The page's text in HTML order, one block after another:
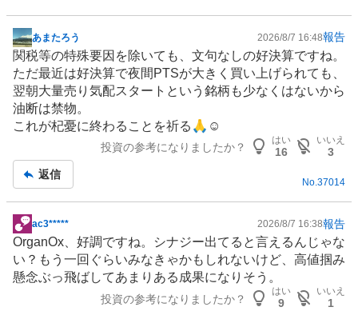
掲
示
板
記
事
あまたろう 2026/8/7 16:48報告
関税等の特殊要因を除いても、文句なしの好決算ですね。
ただ最近は好決算で夜間PTSが大きく買い上げられても、
翌朝大量売り気配スタートという銘柄も少なくはないから
油断は禁物。
これが杞憂に終わることを祈る🙏☺️
投資の参考になりましたか？
はい
16
いいえ
3
返信
No.37014
掲
示
板
記
ac3***** 2026/8/7 16:38報告
OrganOx、好調ですね。シナジー出てると言えるんじゃな
い？もう一回ぐらいみなきゃかもしれないけど、高値掴み
懸念ぶっ飛ばしてあまりある成果になりそう。
投資の参考になりましたか？
はい
9
いいえ
1